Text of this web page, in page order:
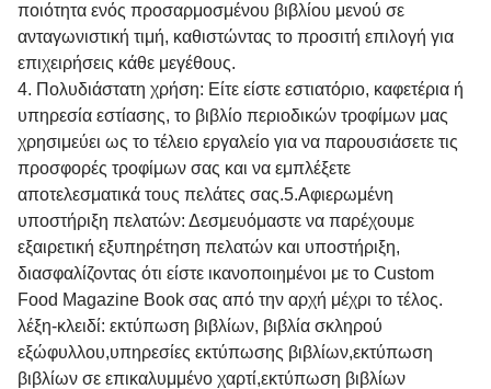
ποιότητα ενός προσαρμοσμένου βιβλίου μενού σε
ανταγωνιστική τιμή, καθιστώντας το προσιτή επιλογή για
επιχειρήσεις κάθε μεγέθους.
4. Πολυδιάστατη χρήση: Είτε είστε εστιατόριο, καφετέρια ή
υπηρεσία εστίασης, το βιβλίο περιοδικών τροφίμων μας
χρησιμεύει ως το τέλειο εργαλείο για να παρουσιάσετε τις
προσφορές τροφίμων σας και να εμπλέξετε
αποτελεσματικά τους πελάτες σας.5.Αφιερωμένη
υποστήριξη πελατών: Δεσμευόμαστε να παρέχουμε
εξαιρετική εξυπηρέτηση πελατών και υποστήριξη,
διασφαλίζοντας ότι είστε ικανοποιημένοι με το Custom
Food Magazine Book σας από την αρχή μέχρι το τέλος.
λέξη-κλειδί: εκτύπωση βιβλίων, βιβλία σκληρού
εξώφυλλου,υπηρεσίες εκτύπωσης βιβλίων,εκτύπωση
βιβλίων σε επικαλυμμένο χαρτί,εκτύπωση βιβλίων